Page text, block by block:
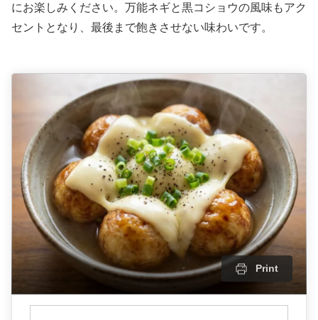
にお楽しみください。万能ネギと黒コショウの風味もアク
セントとなり、最後まで飽きさせない味わいです。
Print